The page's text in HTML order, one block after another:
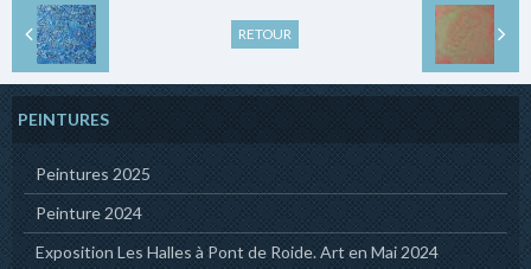
RETOUR
PEINTURES
Peintures 2025
Peinture 2024
Exposition Les Halles à Pont de Roide. Art en Mai 2024